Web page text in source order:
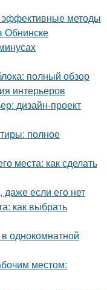
эффективные методы
Обнинске
полный обзор
интерьеров
дизайн-проект
полное
места: как сделать
даже если его нет
как выбрать
однокомнатной
местом: